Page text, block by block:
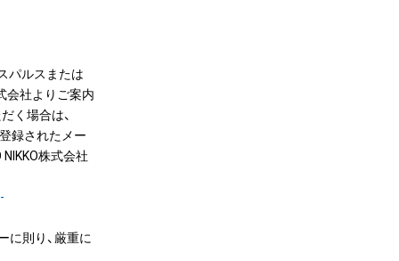
パルスまたは
会社よりご案内
く場合は、
録されたメー
株式会社
に則り、厳重に